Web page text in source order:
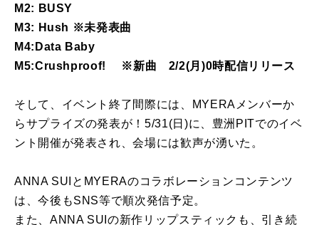
M2: BUSY
M3: Hush ※未発表曲
M4:Data Baby
M5:Crushproof! ※新曲 2/2(月)0時配信リリース
そして、イベント終了間際には、MYERAメンバーか
らサプライズの発表が！5/31(日)に、豊洲PITでのイベ
ント開催が発表され、会場には歓声が湧いた。
ANNA SUIとMYERAのコラボレーションコンテンツ
は、今後もSNS等で順次発信予定。
また、ANNA SUIの新作リップスティックも、引き続